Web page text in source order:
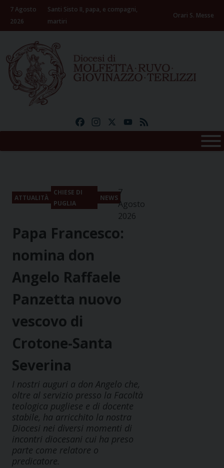
Skip
content
7 Agosto
2026
Santi Sisto II, papa, e compagni,
martiri
Orari S. Messe
FacebookInstagramYouTube
ATTUALITÀ
CHIESE DI
PUGLIA
NEWS
7
Agosto
2026
Papa Francesco:
nomina don
Angelo Raffaele
Panzetta nuovo
vescovo di
Crotone-Santa
Severina
I nostri auguri a don Angelo che,
oltre al servizio presso la Facoltà
teologica pugliese e di docente
stabile, ha arricchito la nostra
Diocesi nei diversi momenti di
incontri diocesani cui ha preso
parte come relatore o
predicatore.